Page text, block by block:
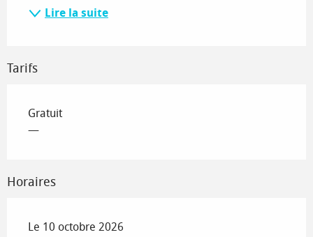
Lire la suite
Tarifs
Gratuit
—
Horaires
Le 10 octobre 2026